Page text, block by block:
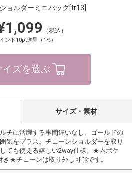
ョルダーミニバッグ[tr13]
（税込）
ント10pt進呈（1%）
イズを選ぶ
サイズ・素材
チに活躍する事間違いなし。ゴールドの
気をプラス。チェーンショルダーを取り
ても使える嬉しい2way仕様。★内ポケ
き★チェーンは取り外し可能です。